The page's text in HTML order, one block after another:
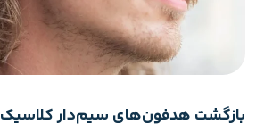
بازگشت هدفون‌های سیم‌دار کلاسیک